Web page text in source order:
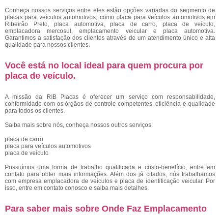
Conheça nossos serviços entre eles estão opções variadas do segmento de
placas para veículos automotivos, como placa para veículos automotivos em
Ribeirão Preto, placa automotiva, placa de carro, placa de veículo,
emplacadora mercosul, emplacamento veicular e placa automotiva.
Garantimos a satisfação dos clientes através de um atendimento único e alta
qualidade para nossos clientes.
Você está no local ideal para quem procura por
placa de veículo.
A missão da RIB Placas é oferecer um serviço com responsabilidade,
conformidade com os órgãos de controle competentes, eficiência e qualidade
para todos os clientes.
Saiba mais sobre nós, conheça nossos outros serviços:
placa de carro
placa para veículos automotivos
placa de veículo
Possuímos uma forma de trabalho qualificada e custo-benefício, entre em
contato para obter mais informações. Além dos já citados, nós trabalhamos
com empresa emplacadora de veículos e placa de identificação veicular. Por
isso, entre em contato conosco e saiba mais detalhes.
Para saber mais sobre Onde Faz Emplacamento